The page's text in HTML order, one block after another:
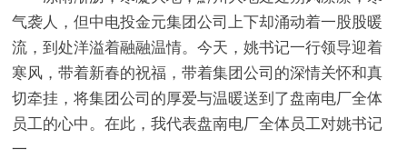
气袭人，但中电投金元集团公司上下却涌动着一股股暖
流，到处洋溢着融融温情。今天，姚书记一行领导迎着
寒风，带着新春的祝福，带着集团公司的深情关怀和真
切牵挂，将集团公司的厚爱与温暖送到了盘南电厂全体
员工的心中。在此，我代表盘南电厂全体员工对姚书记
一